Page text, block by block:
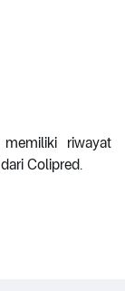
riwayat
Colipred.